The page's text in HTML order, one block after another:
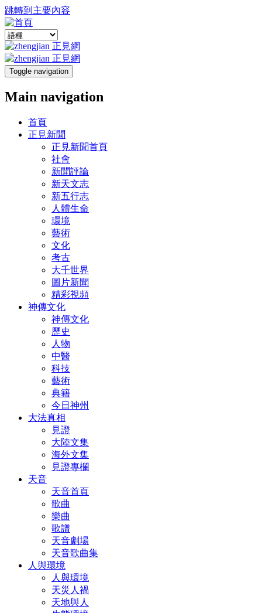
跳轉到主要內容
Toggle navigation
Main navigation
首頁
正見新聞
正見新聞首頁
社會
新聞評論
新天文志
新五行志
人體生命
環境
藝術
文化
考古
大千世界
圖片新聞
精彩視頻
神傳文化
神傳文化
歷史
人物
中醫
科技
藝術
典籍
今日神州
大法真相
見證
大陸文集
海外文集
見證專欄
天音
天音首頁
歌曲
樂曲
歌譜
天音劇場
天音歌曲集
人與環境
人與環境
天災人禍
天地與人